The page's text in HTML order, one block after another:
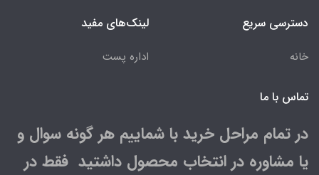
دسترسی سریع
خانه
لینک‌های مفید
اداره پست
تماس با ما
در تمام مراحل خرید با شماییم هر گونه سوال و
یا مشاوره در انتخاب محصول داشتید فقط در